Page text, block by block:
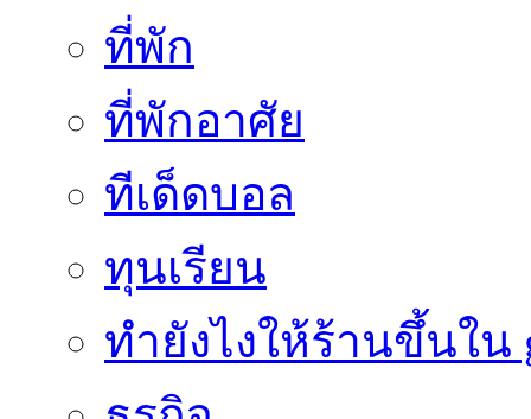
ที่พัก
ที่พักอาศัย
ทีเด็ดบอล
ทุนเรียน
ทํายังไงให้ร้านขึ้นใน